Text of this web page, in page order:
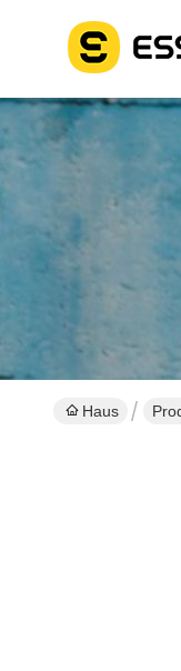
Haus